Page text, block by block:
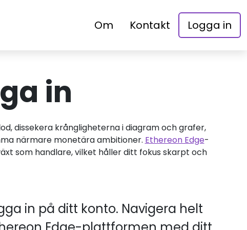
Om Kontakt Logga in
in
dissekera krångligheterna i diagram och grafer,
närmare monetära ambitioner. Ethereon Edge-
som handlare, vilket håller ditt fokus skarpt och
in på ditt konto. Navigera helt